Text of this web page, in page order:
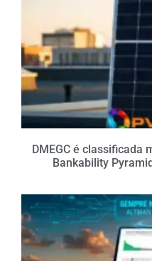
DMEGC é classificada
Bankability